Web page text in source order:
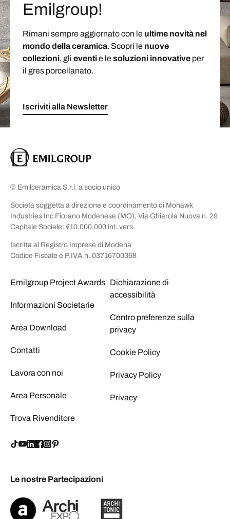
Emilgroup!
Rimani sempre aggiornato con le ultime novità nel
mondo della ceramica. Scopri le nuove
collezioni, gli eventie lesoluzioni innovative per
il gres porcellanato.
Iscriviti alla Newsletter
© Emilceramica S.r.l. a socio unico
Società soggetta a direzione e coordinamento di Mohawk
Industries Inc Fiorano Modenese (MO), Via Ghiarola Nuova n. 29
Capitale Sociale: €10.000.000 int. vers.
Iscritta al Registro Imprese di Modena
Codice Fiscale e P.IVA n. 03716700368
Emilgroup Project Awards
Informazioni Societarie
Area Download
Contatti
Lavora con noi
Area Personale
Trova Rivenditore
Dichiarazione di
accessibilità
Centro preferenze sulla
privacy
Cookie Policy
Privacy Policy
Privacy
Le nostre Partecipazioni